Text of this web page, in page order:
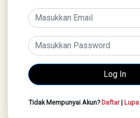
Tidak Mempunyai Akun?Daftar|